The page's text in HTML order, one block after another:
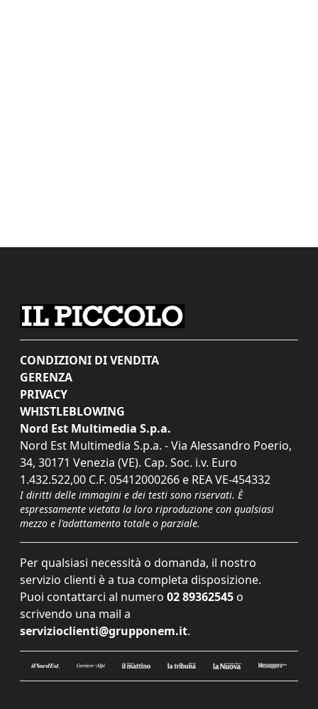
CONDIZIONI DI VENDITA
GERENZA
PRIVACY
WHISTLEBLOWING
Nord Est Multimedia S.p.a.
Nord Est Multimedia S.p.a. - Via Alessandro Poerio,
34, 30171 Venezia (VE). Cap. Soc. i.v. Euro
1.432.522,00 C.F. 05412000266 e REA VE-454332
I diritti delle immagini e dei testi sono riservati. È
espressamente vietata la loro riproduzione con qualsiasi
mezzo e l'adattamento totale o parziale.
Per qualsiasi necessità o domanda, il nostro
servizio clienti è a tua completa disposizione.
Puoi contattarci al numero 02 89362545 o
scrivendo una mail a
servizioclienti@grupponem.it.